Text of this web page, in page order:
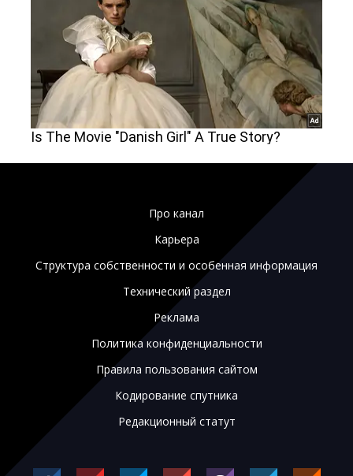
Про канал
Карьера
Структура собственности и особенная информация
Технический раздел
Реклама
Политика конфиденциальности
Правила пользования сайтом
Кодирование спутника
Редакционный статут